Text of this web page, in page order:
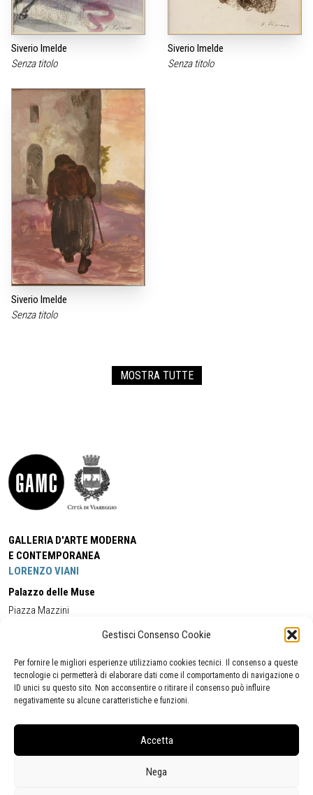
Gestisci Consenso Cookie
Per fornire le migliori esperienze utilizziamo cookies tecnici. Il consenso a queste
tecnologie ci permetterà di elaborare dati come il comportamento di navigazione o
ID unici su questo sito. Non acconsentire o ritirare il consenso può influire
negativamente su alcune caratteristiche e funzioni.
Accetta
Nega
Siverio Imelde
Senza titolo
Siverio Imelde
Senza titolo
Siverio Imelde
Senza titolo
MOSTRA TUTTE
GALLERIA D'ARTE MODERNA
E CONTEMPORANEA
LORENZO VIANI
Palazzo delle Muse
Piazza Mazzini
Cell:+39 338 5714978 (orario apertura Galleria)
Tel:
+39 0584 944580
(orario 09.00/13.00)
Email:gamc@comune.viareggio.lu.it
Segnalazione di inaccessibilità